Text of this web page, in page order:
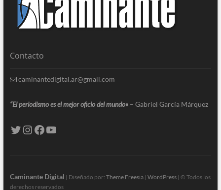
Contacto
caminantedigital.ar@gmail.com
“El periodismo es el mejor oficio del mundo» – Gabriel García Márquez
Caminante Digital | Diseñado por: Theme Freesia| WordPress| © Todos los
derechos reservados